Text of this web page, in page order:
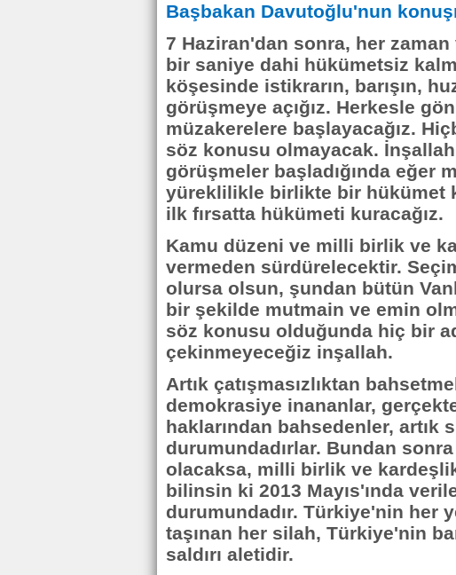
Başbakan Davutoğlu'nun
7 Haziran'dan sonra, her
bir saniye dahi hükümetsiz
köşesinde istikrarın, barışın,
görüşmeye açığız. Herkesle
müzakerelere başlayacağız.
söz konusu olmayacak.
görüşmeler başladığında eğer
yüreklilikle birlikte bir hükümet
ilk fırsatta hükümeti kuracağız.
Kamu düzeni ve milli birlik ve
vermeden sürdürelecektir.
olursa olsun, şundan bütün
bir şekilde mutmain ve emin
söz konusu olduğunda hiç bir
çekinmeyeceğiz inşallah.
Artık çatışmasızlıktan
demokrasiye inananlar,
haklarından bahsedenler, artık
durumundadırlar. Bundan
olacaksa, milli birlik ve
bilinsin ki 2013 Mayıs'ında
durumundadır. Türkiye'nin her
taşınan her silah, Türkiye'nin
saldırı aletidir.